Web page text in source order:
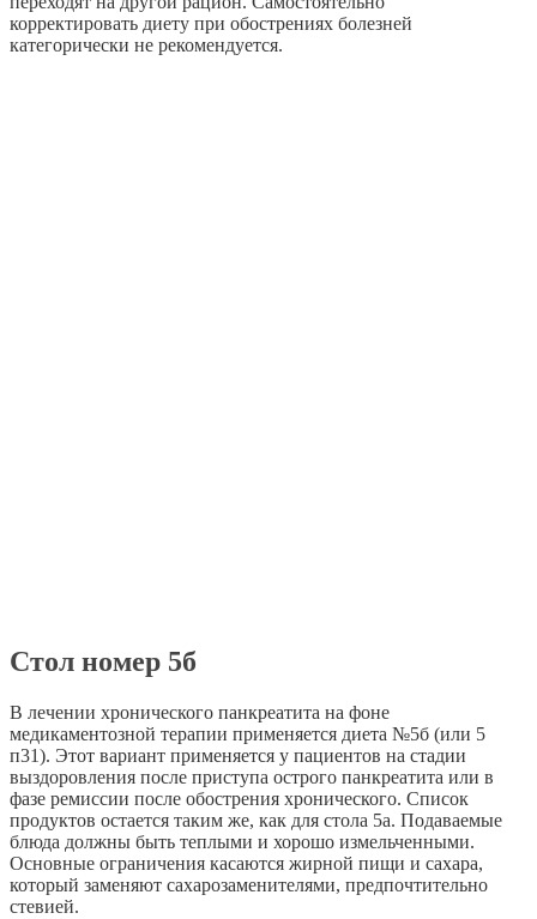
корректировать диету при обострениях болезней
категорически не рекомендуется.
Стол номер 5б
В лечении хронического панкреатита на фоне
медикаментозной терапии применяется диета №5б (или 5
п31). Этот вариант применяется у пациентов на стадии
выздоровления после приступа острого панкреатита или в
фазе ремиссии после обострения хронического. Список
продуктов остается таким же, как для стола 5а. Подаваемые
блюда должны быть теплыми и хорошо измельченными.
Основные ограничения касаются жирной пищи и сахара,
который заменяют сахарозаменителями, предпочтительно
стевией.